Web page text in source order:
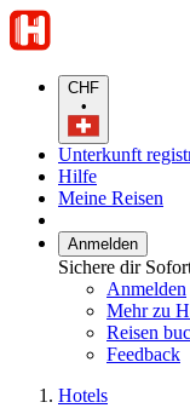
CHF
•
Unterkunft
Hilfe
Meine Reisen
Anmelden
Sichere dir
Anmelden
Mehr zu
Reisen
Feedback
Hotels